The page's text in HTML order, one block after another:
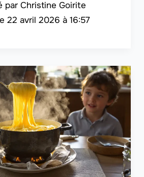
Christine Goirite
22 avril 2026 à 16:57